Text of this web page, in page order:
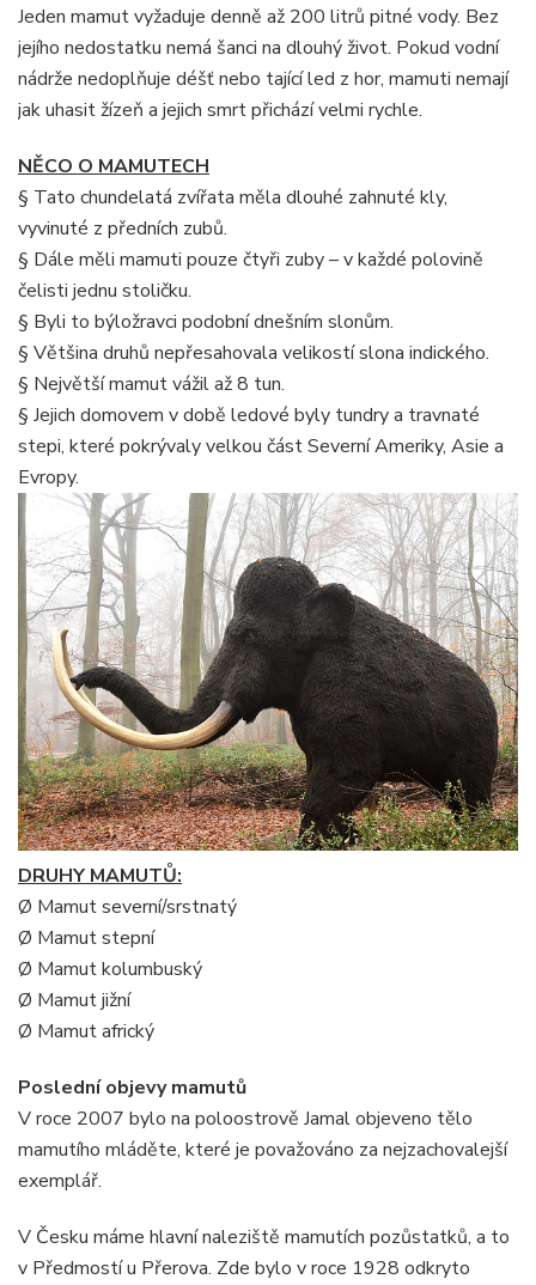
Jeden mamut vyžaduje denně až 200 litrů pitné vody. Bez
jejího nedostatku nemá šanci na dlouhý život. Pokud vodní
nádrže nedoplňuje déšť nebo tající led z hor, mamuti nemají
jak uhasit žízeň a jejich smrt přichází velmi rychle.
NĚCO O MAMUTECH
§ Tato chundelatá zvířata měla dlouhé zahnuté kly,
vyvinuté z předních zubů.
§ Dále měli mamuti pouze čtyři zuby – v každé polovině
čelisti jednu stoličku.
§ Byli to býložravci podobní dnešním slonům.
§ Většina druhů nepřesahovala velikostí slona indického.
§ Největší mamut vážil až 8 tun.
§ Jejich domovem v době ledové byly tundry a travnaté
stepi, které pokrývaly velkou část Severní Ameriky, Asie a
Evropy.
DRUHY MAMUTŮ:
Ø Mamut severní/srstnatý
Ø Mamut stepní
Ø Mamut kolumbuský
Ø Mamut jižní
Ø Mamut africký
Poslední objevy mamutů
V roce 2007 bylo na poloostrově Jamal objeveno tělo
mamutího mláděte, které je považováno za nejzachovalejší
exemplář.
V Česku máme hlavní naleziště mamutích pozůstatků, a to
v Předmostí u Přerova. Zde bylo v roce 1928 odkryto